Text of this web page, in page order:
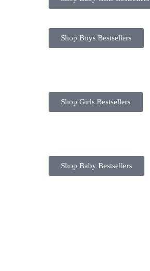
Shop Boys Bestsellers
Shop Girls Bestsellers
Shop Baby Bestsellers